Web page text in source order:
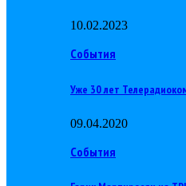
10.02.2023
События
Уже 30 лет
09.04.2020
События